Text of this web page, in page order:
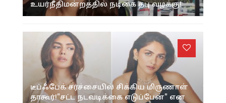
உயர்நீதிமன்றத்தில் நடிகை தபு வழக்கு!
டீப்ஃபேக் சர்ச்சையில் சிக்கிய மிருணாள்
தாகூர்!"சட்ட நடவடிக்கை எடுப்பேன்" என